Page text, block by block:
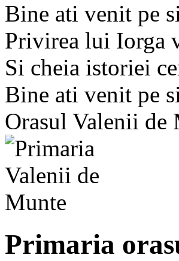
Bine ati venit pe
Privirea lui Iorga
Si cheia istoriei
Bine ati venit pe
Orasul Valenii de
Primaria